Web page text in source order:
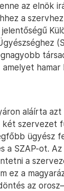
az elnök
a
aláírta
két szervezet
ügyész
a SZAP-ot.
a
ez a
az